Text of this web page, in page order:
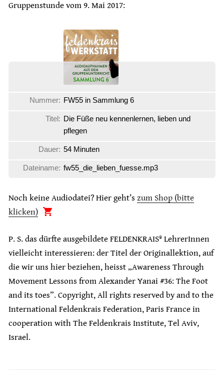
Gruppenstunde vom 9. Mai 2017:
Nummer: FW55 in Sammlung 6
Titel: Die Füße neu kennenlernen, lieben und
pflegen
Dauer: 54 Minuten
Dateiname: fw55_die_lieben_fuesse.mp3
Noch keine Audiodatei? Hier geht’s zum Shop (bitte
klicken)
P. S. das dürfte ausgebildete FELDENKRAIS® LehrerInnen
vielleicht interessieren: der Titel der Originallektion, auf
die wir uns hier beziehen, heisst „Awareness Through
Movement Lessons from Alexander Yanai #36: The Foot
and its toes”. Copyright, All rights reserved by and to the
International Feldenkrais Federation, Paris France in
cooperation with The Feldenkrais Institute, Tel Aviv,
Israel.